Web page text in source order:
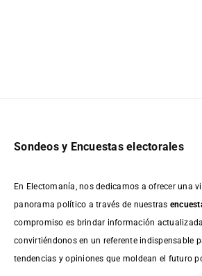
Sondeos y Encuestas electorales
En Electomanía, nos dedicamos a ofrecer una
panorama político a través de nuestras
compromiso es brindar información
convirtiéndonos en un referente indispensable
tendencias y opiniones que moldean el futuro